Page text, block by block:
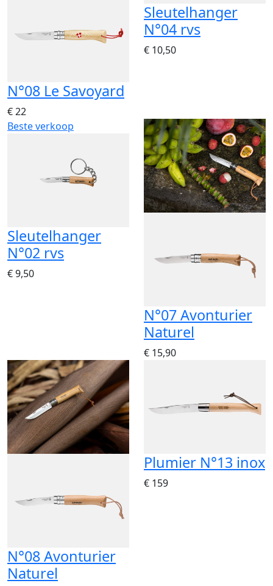
N°08 Le Savoyard
€ 22
Sleutelhanger
N°04 rvs
€ 10,50
Beste verkoop
Sleutelhanger
N°02 rvs
€ 9,50
N°07 Avonturier
Naturel
€ 15,90
N°08 Avonturier
Naturel
Plumier N°13 inox
€ 159